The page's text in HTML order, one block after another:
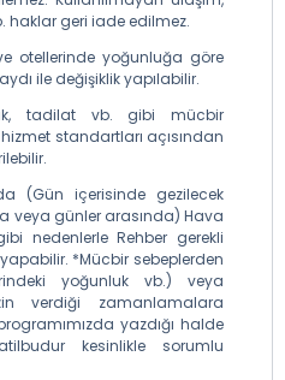
haklar geri iade edilmez.
otellerinde yoğunluğa göre
ile değişiklik yapılabilir.
tadilat vb. gibi mücbir
standartları açısından
(Gün içerisinde gezilecek
veya günler arasında) Hava
nedenlerle Rehber gerekli
*Mücbir sebeplerden
yoğunluk vb.) veya
verdiği zamanlamalara
yazdığı halde
kesinlikle sorumlu